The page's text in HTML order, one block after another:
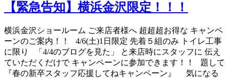
【緊急告知】横浜金沢限定！！！
横浜金沢ショールーム ご来店者様へ 超超超お得な キャンペ
ーンのご案内！！ 4/6(土)1日限定 先着５組のみ トイレ工事
に限り 「4/4のブログを見た」 と来店時にスタッフに 伝え
ていただくだけで キャンペーンに参加できます！！ 題して
『春の新卒スタッフ応援してねキャンペーン』 気になる